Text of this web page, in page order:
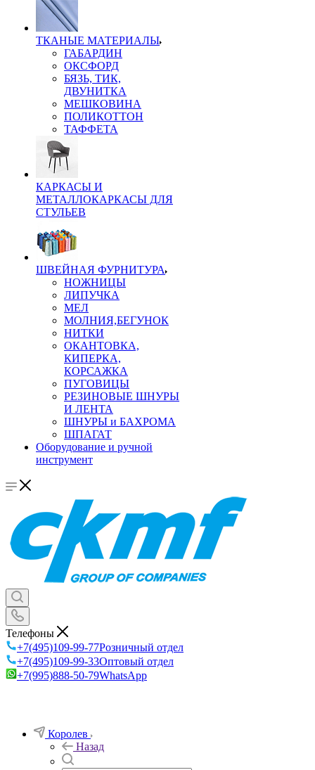
ТКАНЫЕ МАТЕРИАЛЫ
ГАБАРДИН
ОКСФОРД
БЯЗЬ, ТИК,
ДВУНИТКА
МЕШКОВИНА
ПОЛИКОТТОН
ТАФФЕТА
КАРКАСЫ И
МЕТАЛЛОКАРКАСЫ ДЛЯ
СТУЛЬЕВ
ШВЕЙНАЯ ФУРНИТУРА
НОЖНИЦЫ
ЛИПУЧКА
МЕЛ
МОЛНИЯ,БЕГУНОК
НИТКИ
ОКАНТОВКА,
КИПЕРКА,
КОРСАЖКА
ПУГОВИЦЫ
РЕЗИНОВЫЕ ШНУРЫ
И ЛЕНТА
ШНУРЫ и БАХРОМА
ШПАГАТ
Оборудование и ручной
инструмент
Телефоны
+7(495)109-99-77Розничный отдел
+7(495)109-99-33Оптовый отдел
+7(995)888-50-79WhatsApp
Королев
Назад